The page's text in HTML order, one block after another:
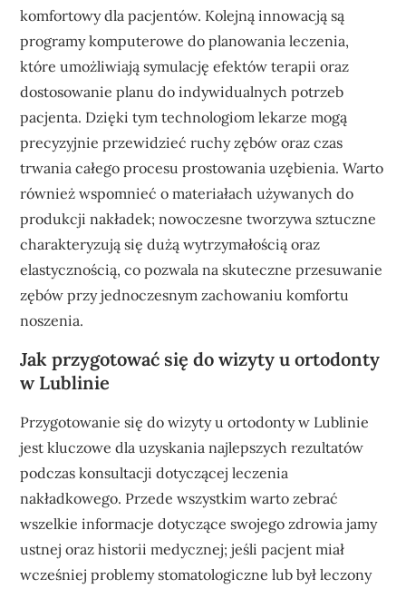
komfortowy dla pacjentów. Kolejną innowacją są
programy komputerowe do planowania leczenia,
które umożliwiają symulację efektów terapii oraz
dostosowanie planu do indywidualnych potrzeb
pacjenta. Dzięki tym technologiom lekarze mogą
precyzyjnie przewidzieć ruchy zębów oraz czas
trwania całego procesu prostowania uzębienia. Warto
również wspomnieć o materiałach używanych do
produkcji nakładek; nowoczesne tworzywa sztuczne
charakteryzują się dużą wytrzymałością oraz
elastycznością, co pozwala na skuteczne przesuwanie
zębów przy jednoczesnym zachowaniu komfortu
noszenia.
Jak przygotować się do wizyty u ortodonty
w Lublinie
Przygotowanie się do wizyty u ortodonty w Lublinie
jest kluczowe dla uzyskania najlepszych rezultatów
podczas konsultacji dotyczącej leczenia
nakładkowego. Przede wszystkim warto zebrać
wszelkie informacje dotyczące swojego zdrowia jamy
ustnej oraz historii medycznej; jeśli pacjent miał
wcześniej problemy stomatologiczne lub był leczony